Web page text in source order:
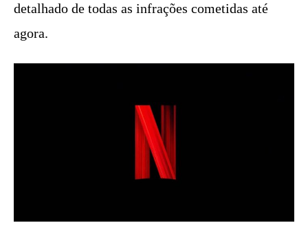
detalhado de todas as infrações cometidas até
agora.